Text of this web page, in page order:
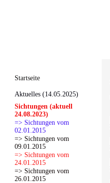
Startseite
Aktuelles (14.05.2025)
Sichtungen (aktuell
24.08.2023)
=> Sichtungen vom
02.01.2015
=> Sichtungen vom
09.01.2015
=> Sichtungen vom
24.01.2015
=> Sichtungen vom
26.01.2015